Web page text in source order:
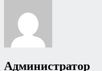
Администратор